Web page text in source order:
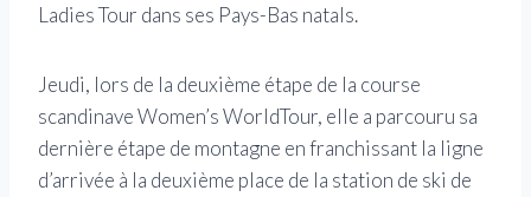
Ladies Tour dans ses Pays-Bas natals.
Jeudi, lors de la deuxième étape de la course
scandinave Women’s WorldTour, elle a parcouru sa
dernière étape de montagne en franchissant la ligne
d’arrivée à la deuxième place de la station de ski de